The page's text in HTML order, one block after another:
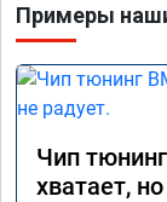
Примеры
Чип
хватает,